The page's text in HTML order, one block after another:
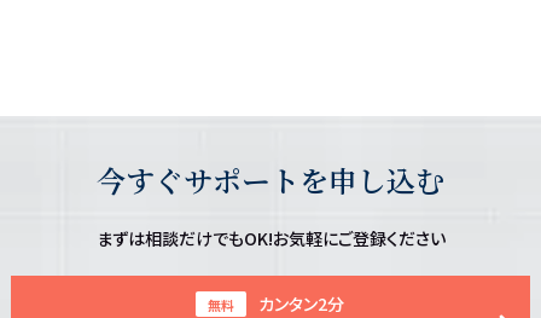
今すぐサポートを申し込む
まずは相談だけでもOK!お気軽にご登録ください
無料 カンタン2分